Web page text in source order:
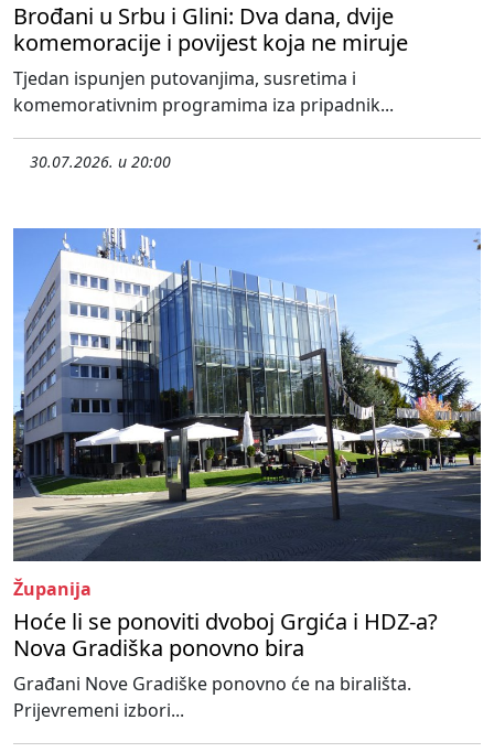
Brođani u Srbu i Glini: Dva dana, dvije
komemoracije i povijest koja ne miruje
Tjedan ispunjen putovanjima, susretima i
komemorativnim programima iza pripadnik...
30.07.2026. u 20:00
Županija
Hoće li se ponoviti dvoboj Grgića i HDZ-a?
Nova Gradiška ponovno bira
Građani Nove Gradiške ponovno će na birališta.
Prijevremeni izbori...